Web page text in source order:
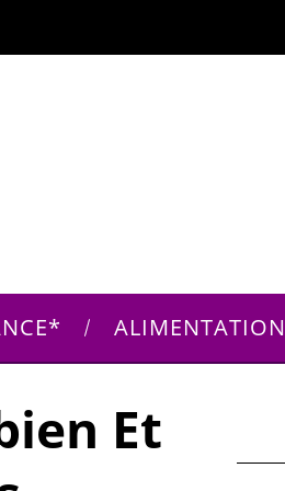
ALIMENTATION
Et